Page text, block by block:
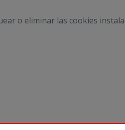
o eliminar las cookies